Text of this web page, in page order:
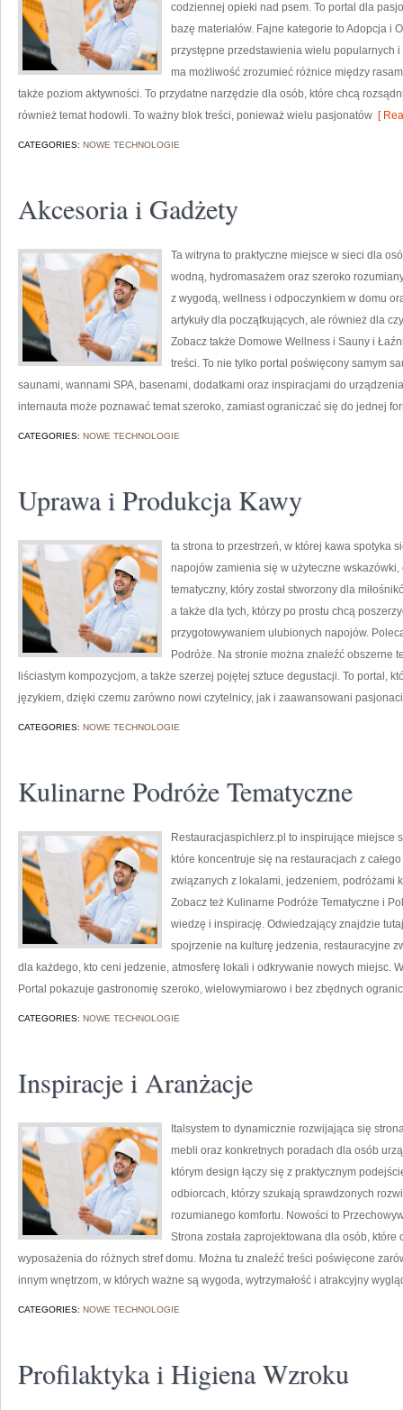
codziennej opieki nad psem. To portal dla
bazę materiałów. Fajne kategorie to Adopcja i
przystępne przedstawienia wielu popularnych
ma możliwość zrozumieć różnice między
także poziom aktywności. To przydatne narzędzie dla osób, które chcą
również temat hodowli. To ważny blok treści, ponieważ wielu pasjonatów [
CATEGORIES: NOWE TECHNOLOGIE
Akcesoria i Gadżety
Ta witryna to praktyczne miejsce w sieci dla
wodną, hydromasażem oraz szeroko
z wygodą, wellness i odpoczynkiem w domu
artykuły dla początkujących, ale również dla
Zobacz także Domowe Wellness i Sauny i
treści. To nie tylko portal poświęcony samym
saunami, wannami SPA, basenami, dodatkami oraz inspiracjami do
internauta może poznawać temat szeroko, zamiast ograniczać się do jednej
CATEGORIES: NOWE TECHNOLOGIE
Uprawa i Produkcja Kawy
ta strona to przestrzeń, w której kawa spotyka
napojów zamienia się w użyteczne
tematyczny, który został stworzony dla
a także dla tych, którzy po prostu chcą
przygotowywaniem ulubionych napojów.
Podróże. Na stronie można znaleźć obszerne
liściastym kompozycjom, a także szerzej pojętej sztuce degustacji. To portal,
językiem, dzięki czemu zarówno nowi czytelnicy, jak i zaawansowani
CATEGORIES: NOWE TECHNOLOGIE
Kulinarne Podróże Tematyczne
Restauracjaspichlerz.pl to inspirujące miejsce
które koncentruje się na restauracjach z
związanych z lokalami, jedzeniem, podróżami
Zobacz też Kulinarne Podróże Tematyczne i
wiedzę i inspirację. Odwiedzający znajdzie
spojrzenie na kulturę jedzenia, restauracyjne
dla każdego, kto ceni jedzenie, atmosferę lokali i odkrywanie nowych miejsc.
Portal pokazuje gastronomię szeroko, wielowymiarowo i bez zbędnych
CATEGORIES: NOWE TECHNOLOGIE
Inspiracje i Aranżacje
Italsystem to dynamicznie rozwijająca się
mebli oraz konkretnych poradach dla osób
którym design łączy się z praktycznym
odbiorcach, którzy szukają sprawdzonych
rozumianego komfortu. Nowości to
Strona została zaprojektowana dla osób,
wyposażenia do różnych stref domu. Można tu znaleźć treści poświęcone
innym wnętrzom, w których ważne są wygoda, wytrzymałość i atrakcyjny
CATEGORIES: NOWE TECHNOLOGIE
Profilaktyka i Higiena Wzroku